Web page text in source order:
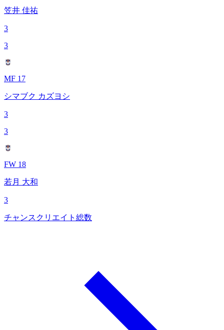
笠井 佳祐
3
3
MF 17
シマブク カズヨシ
3
3
FW 18
若月 大和
3
チャンスクリエイト総数